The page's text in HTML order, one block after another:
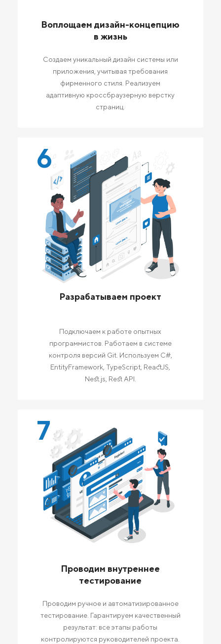
Воплощаем дизайн-концепцию
в жизнь
Создаем уникальный дизайн системы или
приложения, учитывая требования
фирменного стиля. Реализуем
адаптивную кроссбраузерную верстку
страниц.
6
Разрабатываем проект
Подключаем к работе опытных
программистов. Работаем в системе
контроля версий Git. Используем C#,
EntityFramework, TypeScript, ReactJS,
Nest.js, Rest API.
7
Проводим внутреннее
тестирование
Проводим ручное и автоматизированное
тестирование. Гарантируем качественный
результат: все этапы работы
контролируются руководителей проекта.